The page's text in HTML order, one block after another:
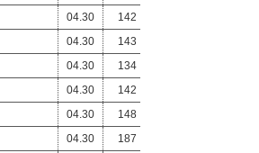
04.30
142
04.30
143
04.30
134
04.30
142
04.30
148
04.30
187